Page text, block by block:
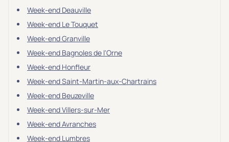
Week-end Deauville
Week-end Le Touquet
Week-end Granville
Week-end Bagnoles de l'Orne
Week-end Honfleur
Week-end Saint-Martin-aux-Chartrains
Week-end Beuzeville
Week-end Villers-sur-Mer
Week-end Avranches
Week-end Lumbres